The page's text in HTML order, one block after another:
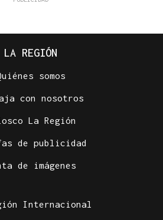
LA REGIÓN
somos
con nosotros
La Región
de publicidad
de imágenes
Internacional